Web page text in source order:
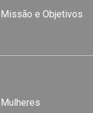
Missão e Objetivos
Mulheres